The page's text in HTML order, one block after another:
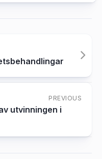
PREVIOUS
utvinningen i